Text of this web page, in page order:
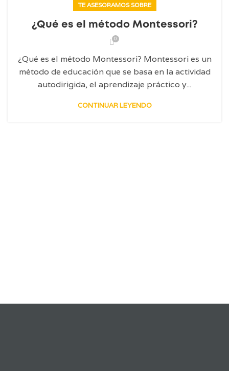
TE ASESORAMOS SOBRE
¿Qué es el método Montessori?
0
¿Qué es el método Montessori? Montessori es un
método de educación que se basa en la actividad
autodirigida, el aprendizaje práctico y...
CONTINUAR LEYENDO